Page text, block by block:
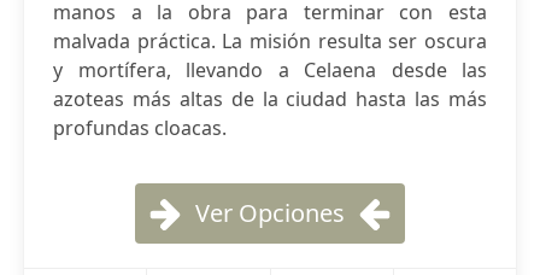
manos a la obra para terminar con esta
malvada práctica. La misión resulta ser oscura
y mortífera, llevando a Celaena desde las
azoteas más altas de la ciudad hasta las más
profundas cloacas.
Ver Opciones